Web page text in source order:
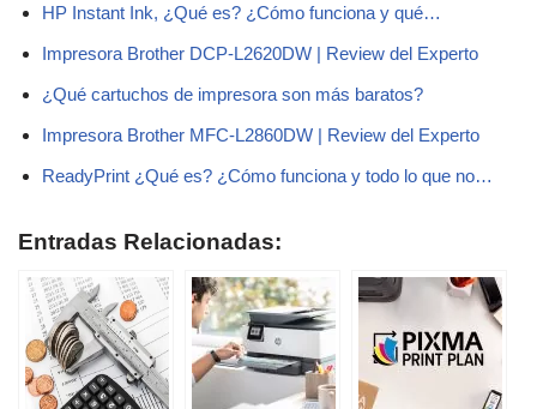
HP Instant Ink, ¿Qué es? ¿Cómo funciona y qué…
Impresora Brother DCP-L2620DW | Review del Experto
¿Qué cartuchos de impresora son más baratos?
Impresora Brother MFC-L2860DW | Review del Experto
ReadyPrint ¿Qué es? ¿Cómo funciona y todo lo que no…
Entradas Relacionadas: